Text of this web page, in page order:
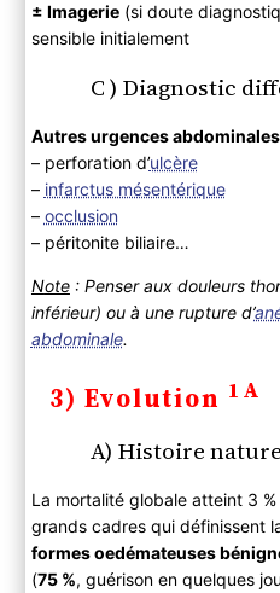
± Imagerie(si doute
sensible initialement
C ) Diagnostic
Autres urgences abdominales
– perforation d’ulcère
– infarctus mésentérique
– occlusion
– péritonite biliaire…
Note: Penser aux douleurs
inférieur) ou à une rupture d’
abdominale.
3) Evolution 1A
A) Histoire
La mortalité globale atteint 3
grands cadres qui définissent
formes oedémateuses
(75 %, guérison en quelques